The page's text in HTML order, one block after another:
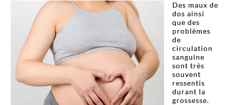
Des maux de
dos ainsi
que des
problèmes
de
circulation
sanguine
sont très
souvent
ressentis
durant la
grossesse.